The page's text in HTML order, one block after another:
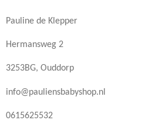
Pauline de Klepper
Hermansweg 2
3253BG, Ouddorp
info@pauliensbabyshop.nl
0615625532